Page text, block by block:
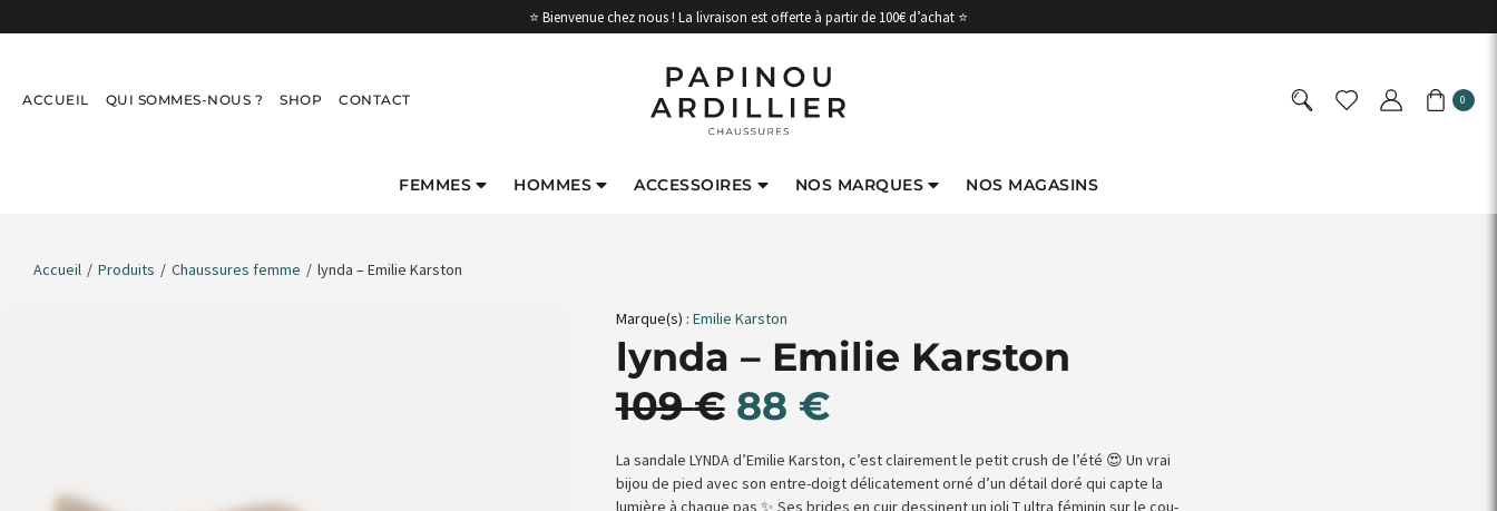
⭐ Bienvenue chez nous ! La livraison est offerte à partir de 100€ d’achat ⭐
ACCUEIL QUI SOMMES-NOUS ? SHOP CONTACT 0
FEMMES HOMMES ACCESSOIRES NOS MARQUES NOS MAGASINS
Accueil / Produits / Chaussures femme / lynda – Emilie Karston
Marque(s) : Emilie Karston
lynda – Emilie Karston
109€ 88 €
La sandale LYNDA d’Emilie Karston, c’est clairement le petit crush de l’été 😍 Un vrai
bijou de pied avec son entre-doigt délicatement orné d’un détail doré qui capte la
lumière à chaque pas ✨ Ses brides en cuir dessinent un joli T ultra féminin sur le cou-